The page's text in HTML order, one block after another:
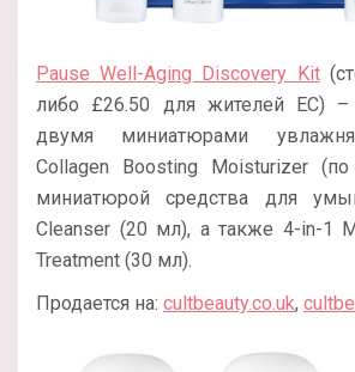
Pause Well-Aging Discovery Kit
либо £26.50 для жителей ЕС)
двумя миниатюрами
Collagen Boosting Moisturizer
миниатюрой средства для
Cleanser (20 мл), а также 4-in-1
Treatment (30 мл).
Продается на: cultbeauty.co.uk,